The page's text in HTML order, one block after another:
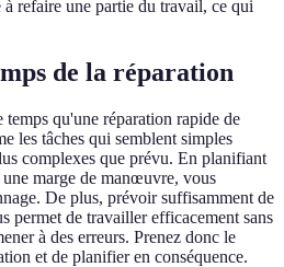
à refaire une partie du travail, ce qui
de la réparation
qu'une réparation rapide de
les tâches qui semblent simples
complexes que prévu. En planifiant
marge de manœuvre, vous
De plus, prévoir suffisamment de
permet de travailler efficacement sans
à des erreurs. Prenez donc le
et de planifier en conséquence.